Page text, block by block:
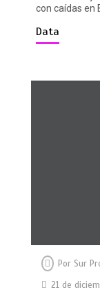
con caídas en
Data
Por Sur
21 de